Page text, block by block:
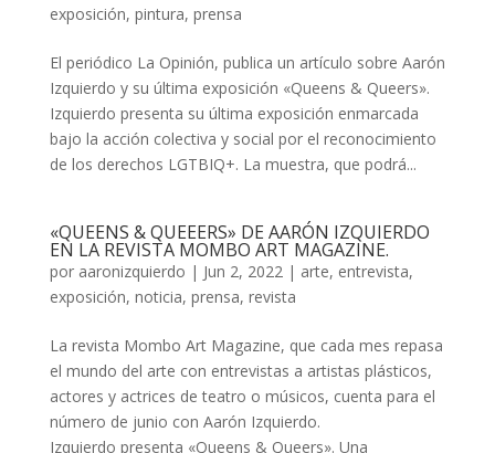
exposición, pintura, prensa
El periódico La Opinión, publica un artículo sobre Aarón
Izquierdo y su última exposición «Queens & Queers».
Izquierdo presenta su última exposición enmarcada
bajo la acción colectiva y social por el reconocimiento
de los derechos LGTBIQ+. La muestra, que podrá...
«QUEENS & QUEEERS» DE AARÓN IZQUIERDO
EN LA REVISTA MOMBO ART MAGAZINE.
por aaronizquierdo | Jun 2, 2022| arte, entrevista,
exposición, noticia, prensa, revista
La revista Mombo Art Magazine, que cada mes repasa
el mundo del arte con entrevistas a artistas plásticos,
actores y actrices de teatro o músicos, cuenta para el
número de junio con Aarón Izquierdo.
Izquierdo presenta «Queens & Queers». Una